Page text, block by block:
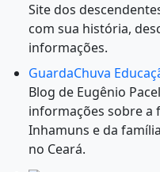
Site dos
com sua história,
informações.
GuardaChuva
Blog de Eugênio
informações sobre a
Inhamuns e da
no Ceará.